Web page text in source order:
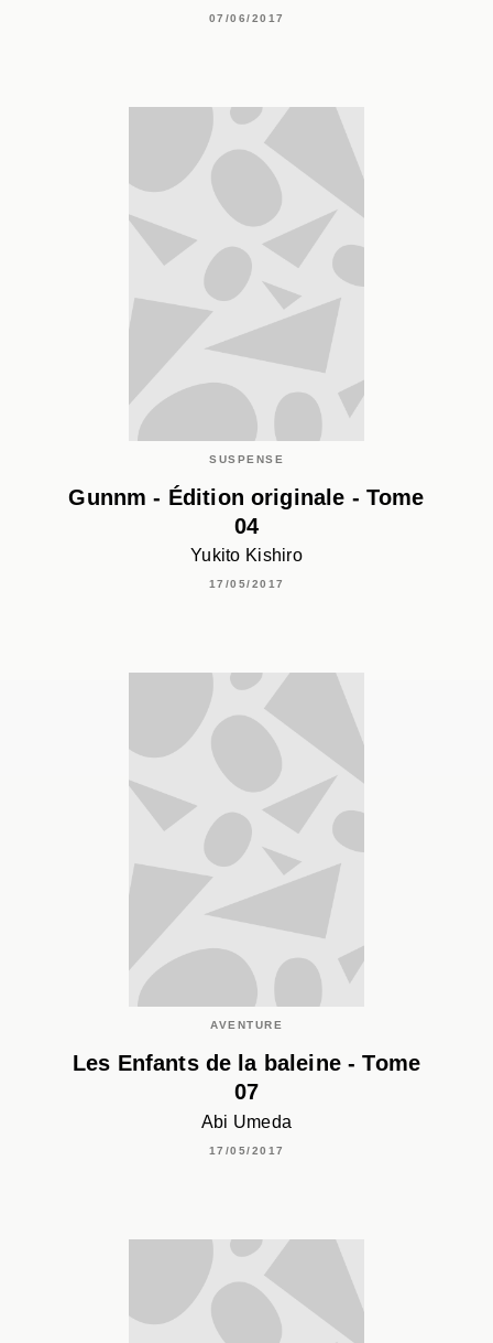
07/06/2017
SUSPENSE
Gunnm - Édition originale - Tome
04
Yukito Kishiro
17/05/2017
AVENTURE
Les Enfants de la baleine - Tome
07
Abi Umeda
17/05/2017